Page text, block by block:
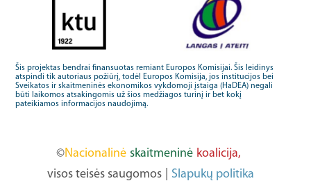
Šis projektas bendrai finansuotas remiant Europos Komisijai. Šis leidinys
atspindi tik autoriaus požiūrį, todėl Europos Komisija, jos institucijos bei
Sveikatos ir skaitmeninės ekonomikos vykdomoji įstaiga (HaDEA) negali
būti laikomos atsakingomis už šios medžiagos turinį ir bet kokį
pateikiamos informacijos naudojimą.
©Nacionalinė skaitmeninė koalicija,
visos teisės saugomos
Slapukų politika